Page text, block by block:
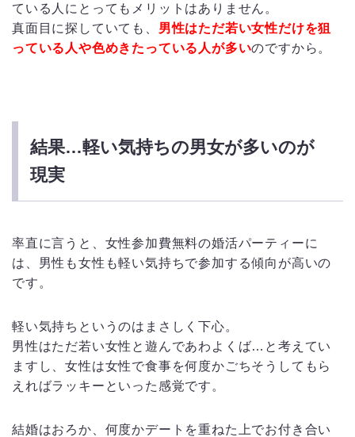
ている人にとってもメリットはありません。
真面目に探していても、 男性はただ若い女性だけを狙
っている人や色めきたっている人が多いのですから。
結果…軽い気持ちの男女が多いのが
現実
率直に言うと、女性参加費無料の婚活パーティーに
は、男性も女性も軽い気持ちで参加する傾向が高いの
です。
軽い気持ちというのはまさしく下心。
男性はただ若い女性と遊んであわよくば…と考えてい
ますし、女性は女性で食事を何度かごちそうしてもら
えればラッキーといった感覚です。
結婚はおろか、何度かデートを重ねた上でお付き合い